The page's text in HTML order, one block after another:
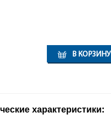
В КОРЗИНУ
характеристики: